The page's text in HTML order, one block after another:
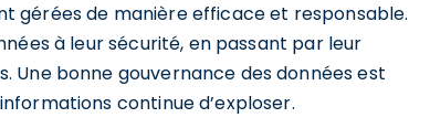
gérées de manière efficace et responsable.
à leur sécurité, en passant par leur
bonne gouvernance des données est
continue d’exploser.